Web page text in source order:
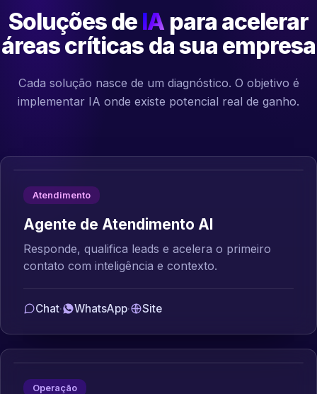
Soluções de IA para acelerar
áreas críticas da sua empresa
Cada solução nasce de um diagnóstico. O objetivo é
implementar IA onde existe potencial real de ganho.
Atendimento
Agente de Atendimento AI
Responde, qualifica leads e acelera o primeiro
contato com inteligência e contexto.
Chat· WhatsApp· Site
Operação